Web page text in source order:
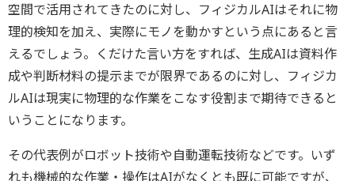
空間で活用されてきたのに対し、フィジカルAIはそれに物
理的検知を加え、実際にモノを動かすという点にあると言
えるでしょう。くだけた言い方をすれば、生成AIは資料作
成や判断材料の提示までが限界であるのに対し、フィジカ
ルAIは現実に物理的な作業をこなす役割まで期待できると
いうことになります。
その代表例がロボット技術や自動運転技術などです。いず
れも機械的な作業・操作はAIがなくとも既に可能ですが、